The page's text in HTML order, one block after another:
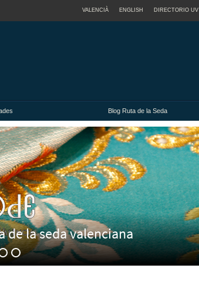
VALENCIÀ ENGLISH DIRECTORIO UV
Blog Ruta de la Seda
de la seda valenciana